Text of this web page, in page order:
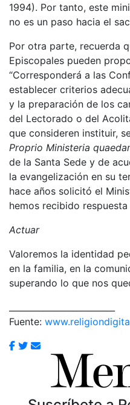
1994). Por tanto, este
no es un paso hacia el
Por otra parte, recuerda
Episcopales pueden
“Corresponderá a las
establecer criterios
y la preparación de los
del Lectorado o del
que consideren instituir,
Proprio Ministeria
de la Santa Sede y de
la evangelización en su
hace años solicitó el
hemos recibido
Actuar
Valoremos la identidad
en la familia, en la
superando lo que nos
Fuente: